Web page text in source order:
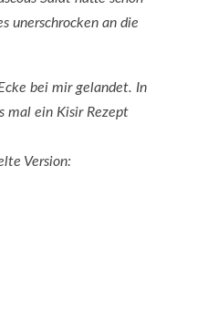
unerschrocken an die
bei mir gelandet. In
mal ein Kisir Rezept
Version: